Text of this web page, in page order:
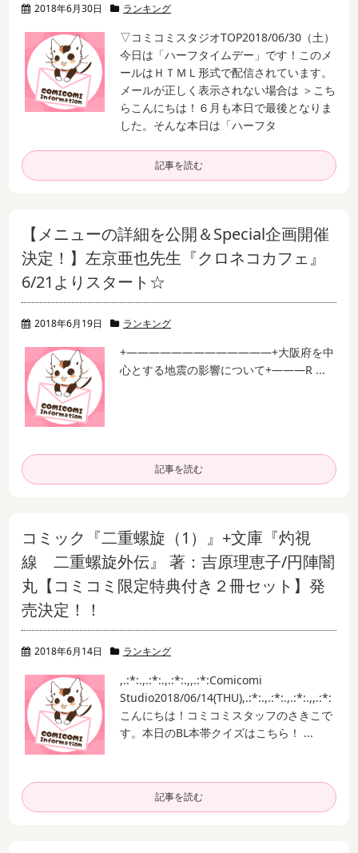
2018年6月30日 ランキング
▽コミコミスタジオTOP2018/06/30（土）
今日は「ハーフタイムデー」です！ このメ
ールはＨＴＭＬ形式で配信されています。
メールが正しく表示されない場合は ＞こち
ら こんにちは！６月も本日で最後となりま
した。 そんな本日は「ハーフタ
記事を読む
【メニューの詳細を公開＆Special企画開催
決定！】左京亜也先生『クロネコカフェ』
6/21よりスタート☆
2018年6月19日 ランキング
+—————————————+大阪府を中
心とする地震の影響について+———R ...
記事を読む
コミック『二重螺旋（1）』+文庫『灼視
線 二重螺旋外伝』 著：吉原理恵子/円陣闇
丸【コミコミ限定特典付き２冊セット】発
売決定！！
2018年6月14日 ランキング
,.:*:.,.:*:.,.:*:.,,.:*:Comicomi
Studio2018/06/14(THU),.:*:.,.:*:.,.:*:.,,.:*:
こんにちは！ コミコミスタッフのさきこで
す。 本日のBL本帯クイズはこちら！ ...
記事を読む